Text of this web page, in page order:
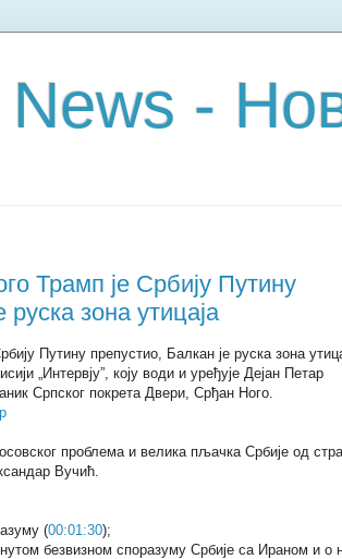
-
Трамп је Србију Путину
руска зона утицаја
Путину препустио, Балкан је руска зона
„Интервју”, коју води и уређује Дејан Петар
Српског покрета Двери, Срђан Ного.
проблема и велика пљачка Србије од
Вучић.
(00:01:30);
безвизном споразуму Србије са Ираном и о